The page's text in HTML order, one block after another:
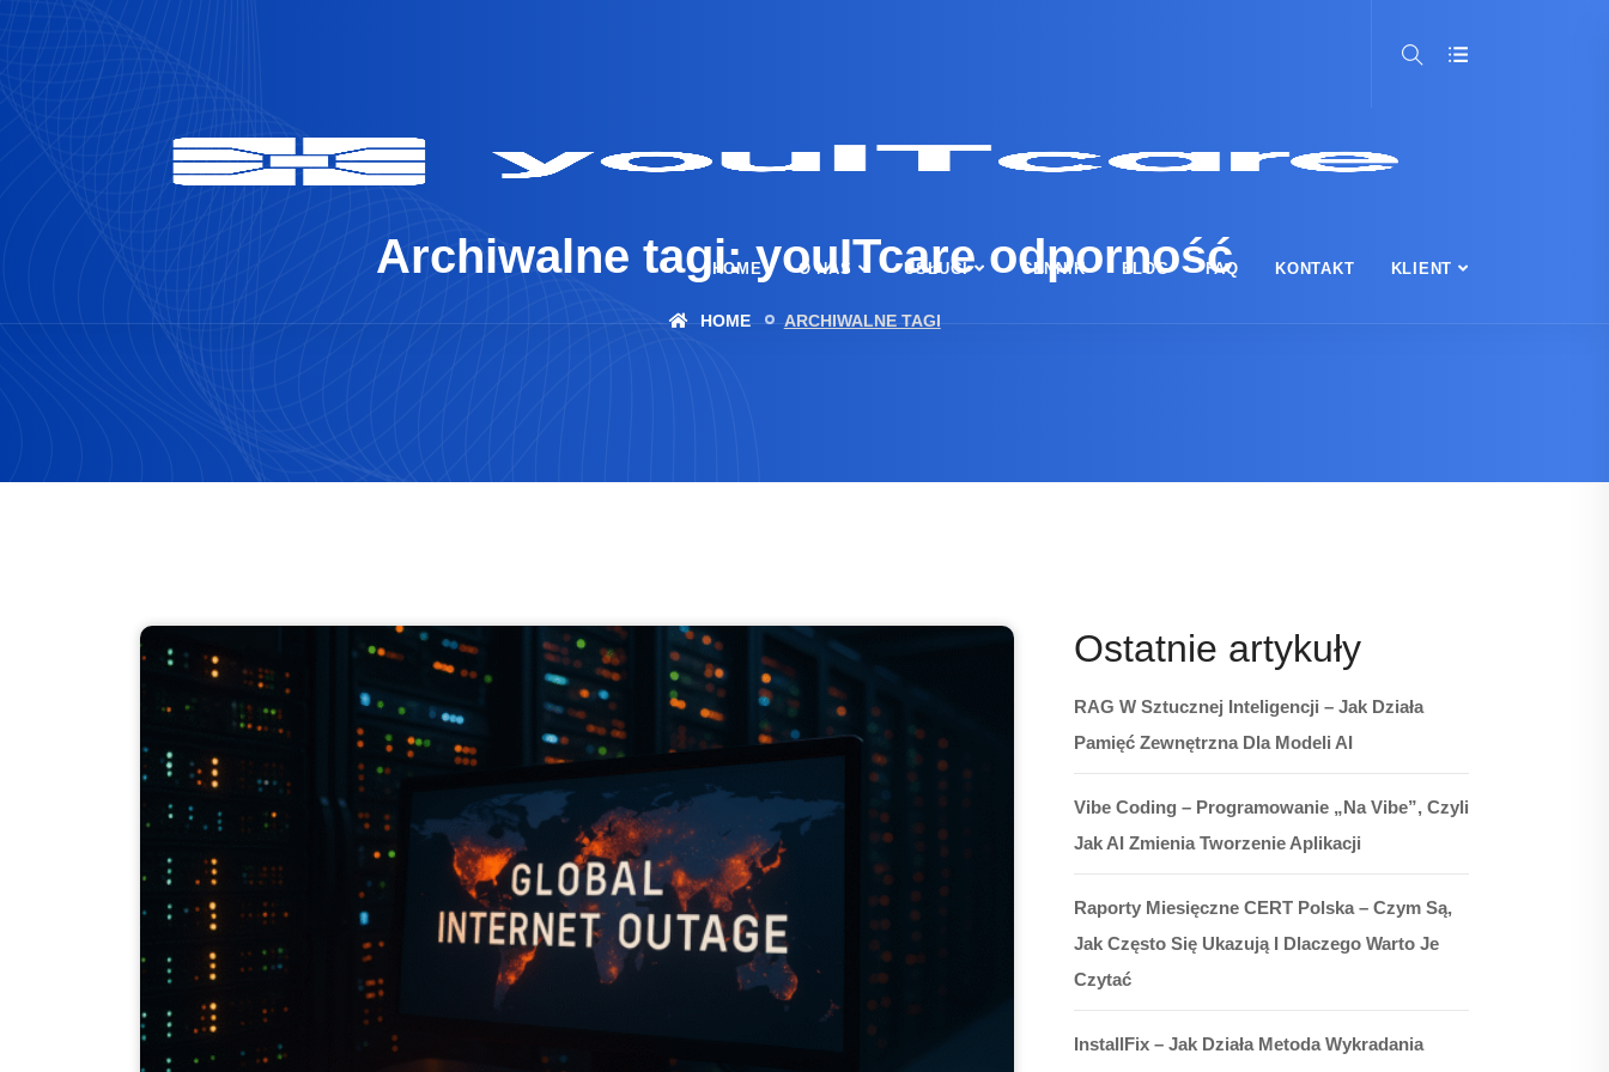
HOME O NAS USŁUGI CENNIK BLOG FAQ KONTAKT KLIENT
Archiwalne tagi: youITcare odporność
HOME ARCHIWALNE TAGI
Ostatnie artykuły
RAG W Sztucznej Inteligencji – Jak Działa
Pamięć Zewnętrzna Dla Modeli AI
Vibe Coding – Programowanie „na Vibe”, Czyli
Jak AI Zmienia Tworzenie Aplikacji
Raporty Miesięczne CERT Polska – Czym Są,
Jak Często Się Ukazują I Dlaczego Warto Je
Czytać
InstallFix – Jak Działa Metoda Wykradania